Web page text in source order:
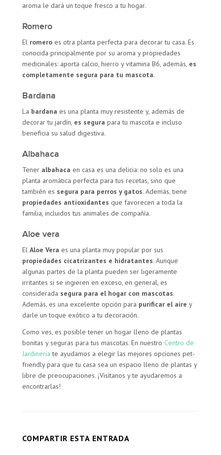
aroma le dará un toque fresco a tu hogar.
Romero
El romero es otra planta perfecta para decorar tu casa. Es
conocida principalmente por su aroma y propiedades
medicinales: aporta calcio, hierro y vitamina B6, además, es
completamente segura para tu mascota.
Bardana
La bardana es una planta muy resistente y, además de
decorar tu jardín, es segura para tu mascota e incluso
beneficia su salud digestiva.
Albahaca
Tener albahaca en casa es una delicia: no solo es una
planta aromática perfecta para tus recetas, sino que
también es segura para perros y gatos. Además, tiene
propiedades antioxidantes que favorecen a toda la
familia, incluidos tus animales de compañía.
Aloe vera
ElAloe Vera es una planta muy popular por sus
propiedades cicatrizantes e hidratantes. Aunque
algunas partes de la planta pueden ser ligeramente
irritantes si se ingieren en exceso, en general, es
considerada segura para el hogar con mascotas.
Además, es una excelente opción para purificar el aire y
darle un toque exótico a tu decoración.
Como ves, es posible tener un hogar lleno de plantas
bonitas y seguras para tus mascotas. En nuestro Centro de
Jardinería te ayudamos a elegir las mejores opciones pet-
friendly para que tu casa sea un espacio lleno de plantas y
libre de preocupaciones. ¡Visítanos y te ayudaremos a
encontrarlas!
COMPARTIR ESTA ENTRADA